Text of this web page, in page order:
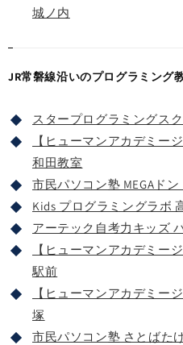
城ノ内
JR常磐線沿いのプログラミング
スタープログラミングス
【ヒューマンアカデミー
和田教室
市民パソコン塾 MEGAド
Kids プログラミングラボ
アーテック自考力キッズ
【ヒューマンアカデミー
駅前
【ヒューマンアカデミー
塚
市民パソコン塾 さとばた